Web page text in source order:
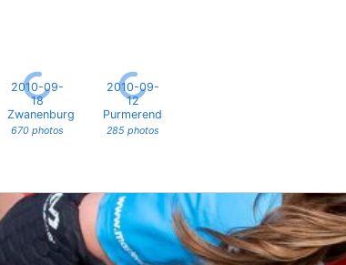
2010-09-
18
Zwanenburg
670 photos
2010-09-
12
Purmerend
285 photos